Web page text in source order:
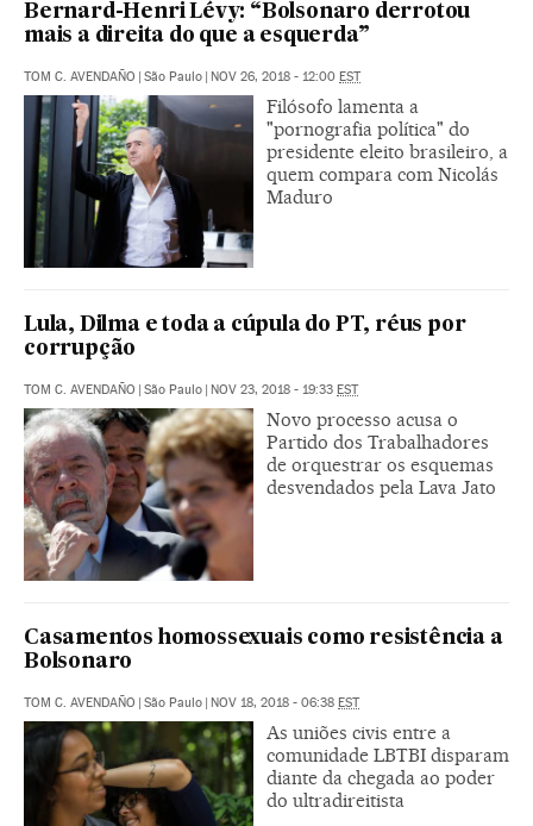
Bernard-Henri Lévy: “Bolsonaro derrotou
mais a direita do que a esquerda”
TOM C. AVENDAÑO | São Paulo | NOV 26, 2018 - 12:00 EST
Filósofo lamenta a
"pornografia política" do
presidente eleito brasileiro, a
quem compara com Nicolás
Maduro
Lula, Dilma e toda a cúpula do PT, réus por
corrupção
TOM C. AVENDAÑO | São Paulo | NOV 23, 2018 - 19:33 EST
Novo processo acusa o
Partido dos Trabalhadores
de orquestrar os esquemas
desvendados pela Lava Jato
Casamentos homossexuais como resistência a
Bolsonaro
TOM C. AVENDAÑO | São Paulo | NOV 18, 2018 - 06:38 EST
As uniões civis entre a
comunidade LBTBI disparam
diante da chegada ao poder
do ultradireitista